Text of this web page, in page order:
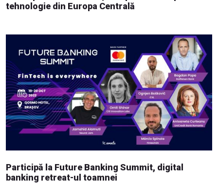
tehnologie din Europa Centrală
Participă la Future Banking Summit, digital
banking retreat-ul toamnei